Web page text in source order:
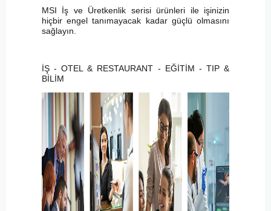
MSI İş ve Üretkenlik serisi ürünleri ile işinizin
hiçbir engel tanımayacak kadar güçlü olmasını
sağlayın.
İŞ - OTEL & RESTAURANT - EĞİTİM - TIP &
BİLİM